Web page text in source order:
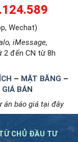
Wechat)
iMessage,
2 đến CN từ 8h
– MẶT BẰNG –
GIÁ BÁN
án báo giá tại đây
CHỦ ĐẦU TƯ